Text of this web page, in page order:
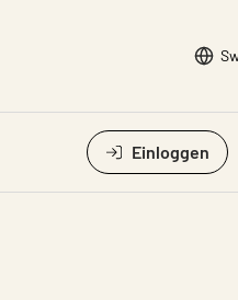
Einloggen